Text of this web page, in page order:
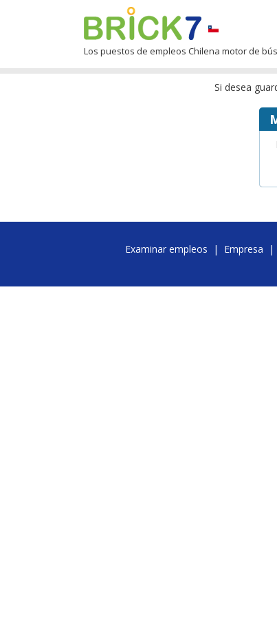
Los puestos de empleos Chilena motor de
Si desea
Examinar empleos | Empresa |